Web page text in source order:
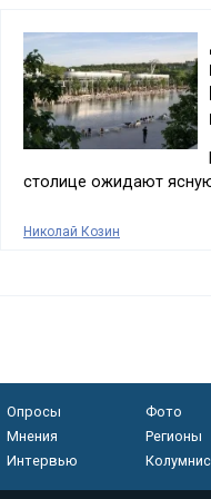
столице ожидают
Николай Козин
Опросы
Фото
Мнения
Регионы
Интервью